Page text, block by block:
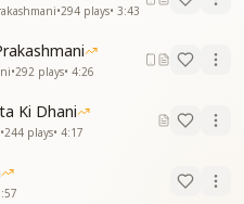
साथ में
थी
थी
थी
•294 plays• 3:43
•292 plays• 4:26
Ki Dhani
•244 plays• 4:17